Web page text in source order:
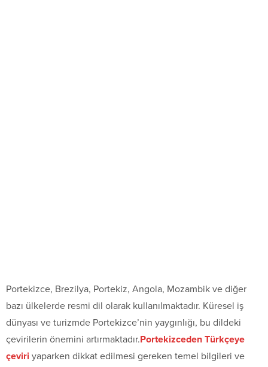
Portekizce, Brezilya, Portekiz, Angola, Mozambik ve diğer
bazı ülkelerde resmi dil olarak kullanılmaktadır. Küresel iş
dünyası ve turizmde Portekizce’nin yaygınlığı, bu dildeki
çevirilerin önemini artırmaktadır.Portekizceden Türkçeye
çeviri yaparken dikkat edilmesi gereken temel bilgileri ve